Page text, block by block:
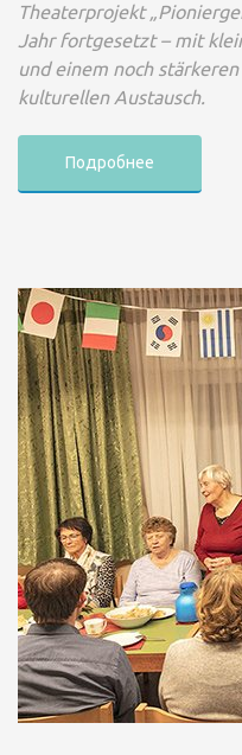
Theaterprojekt
Jahr fortgesetzt – mit
und einem noch
kulturellen Austausch.
Подробнее